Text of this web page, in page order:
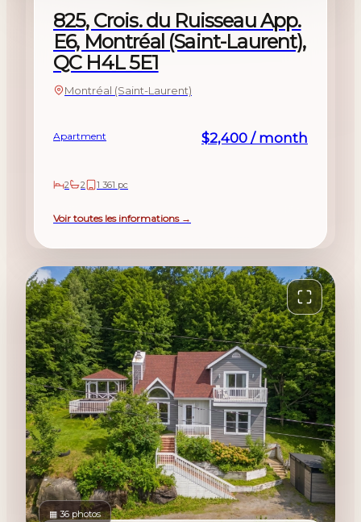
825, Crois. du Ruisseau App.
E6, Montréal (Saint-Laurent),
QC H4L 5E1
Montréal (Saint-Laurent)
Apartment $2,400 / month
2 2 1 361 pc
Voir toutes les informations →
▦ 36 photos